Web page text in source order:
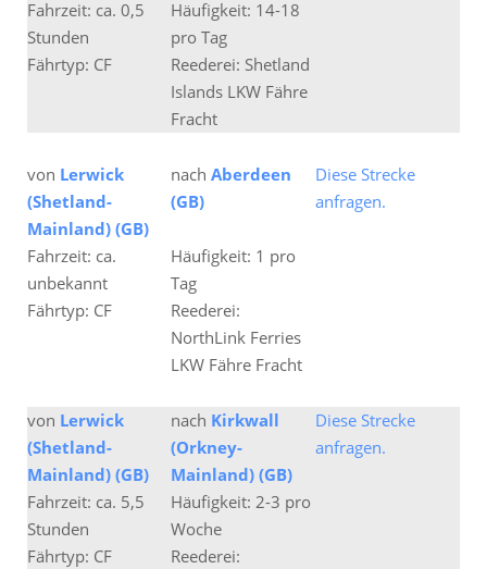
Fahrzeit: ca. 0,5
Stunden
Häufigkeit: 14-18
pro Tag
Fährtyp: CF
Reederei: Shetland
Islands LKW Fähre
Fracht
von Lerwick
(Shetland-
Mainland) (GB)
nach Aberdeen
(GB)
Diese Strecke
anfragen.
Fahrzeit: ca.
unbekannt
Häufigkeit: 1 pro
Tag
Fährtyp: CF
Reederei:
NorthLink Ferries
LKW Fähre Fracht
von Lerwick
(Shetland-
Mainland) (GB)
nach Kirkwall
(Orkney-
Mainland) (GB)
Diese Strecke
anfragen.
Fahrzeit: ca. 5,5
Stunden
Häufigkeit: 2-3 pro
Woche
Fährtyp: CF
Reederei: